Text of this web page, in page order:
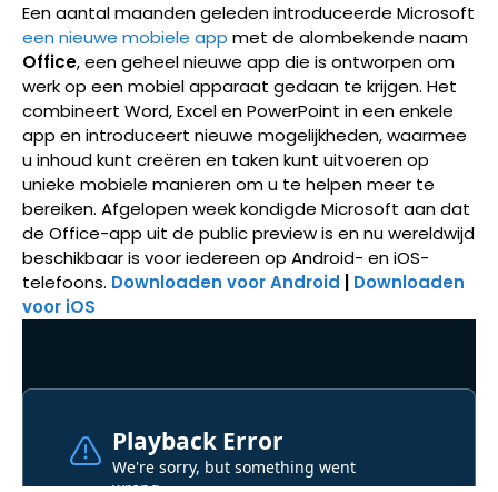
Een aantal maanden geleden introduceerde Microsoft
een nieuwe mobiele app met de alombekende naam
Office, een geheel nieuwe app die is ontworpen om
werk op een mobiel apparaat gedaan te krijgen. Het
combineert Word, Excel en PowerPoint in een enkele
app en introduceert nieuwe mogelijkheden, waarmee
u inhoud kunt creëren en taken kunt uitvoeren op
unieke mobiele manieren om u te helpen meer te
bereiken. Afgelopen week kondigde Microsoft aan dat
de Office-app uit de public preview is en nu wereldwijd
beschikbaar is voor iedereen op Android- en iOS-
telefoons. Downloaden voor Android
Downloaden
voor iOS